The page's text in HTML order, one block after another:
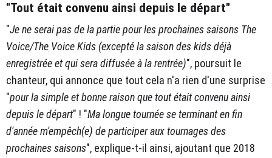
"Tout était convenu ainsi depuis le départ"
"Je ne serai pas de la partie pour les prochaines saisons The
Voice/The Voice Kids (excepté la saison des kids déjà
enregistrée et qui sera diffusée à la rentrée)", poursuit le
chanteur, qui annonce que tout cela n'a rien d'une surprise
"pour la simple et bonne raison que tout était convenu ainsi
depuis le départ" ! "Ma longue tournée se terminant en fin
d'année m'empêch(e) de participer aux tournages des
prochaines saisons", explique-t-il ainsi, ajoutant que 2018